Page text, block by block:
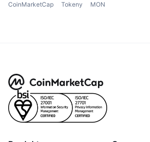
CoinMarketCap Tokeny MON